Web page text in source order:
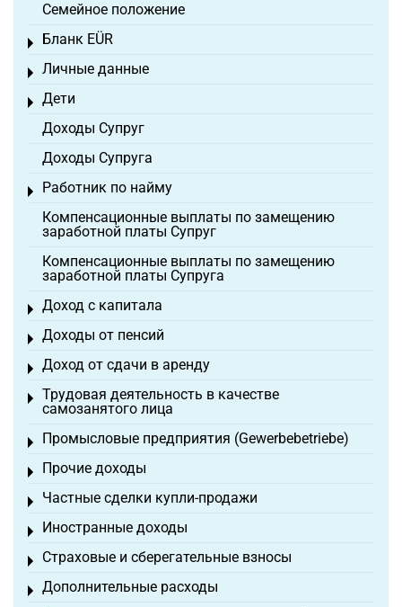
Семейное положение
Бланк EÜR
Toggle menu
Личные данные
Toggle menu
Дети
Toggle menu
Доходы Супруг
Доходы Супруга
Работник по найму
Toggle menu
Компенсационные выплаты по замещению
заработной платы Супруг
Компенсационные выплаты по замещению
заработной платы Супруга
Доход с капитала
Toggle menu
Доходы от пенсий
Toggle menu
Доход от сдачи в аренду
Toggle menu
Трудовая деятельность в качестве
самозанятого лица
Toggle menu
Промысловые предприятия (Gewerbebetriebe)
Toggle menu
Прочие доходы
Toggle menu
Частные сделки купли-продажи
Toggle menu
Иностранные доходы
Toggle menu
Страховые и сберегательные взносы
Toggle menu
Дополнительные расходы
Toggle menu